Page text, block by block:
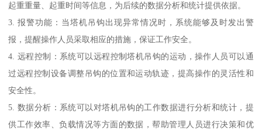
起重重量、起重时间等信息，为后续的数据分析和统计提供依据。
3. 报警功能：当塔机吊钩出现异常情况时，系统能够及时发出警
报，提醒操作人员采取相应的措施，保证工作安全。
4. 远程控制：系统可以远程控制塔机吊钩的运动，操作人员可以通
过远程控制设备调整吊钩的位置和运动轨迹，提高操作的灵活性和
安全性。
5. 数据分析：系统可以对塔机吊钩的工作数据进行分析和统计，提
供工作效率、负载情况等方面的数据，帮助管理人员进行决策和优